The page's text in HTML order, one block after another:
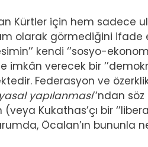
Kürtler için hem
olarak görmediğini ifade
kendi ‘’sosyo-
imkân verecek bir
Federasyon ve
yapılanması’’ndan
Kukathas’çı bir
Öcalan’ın bununla